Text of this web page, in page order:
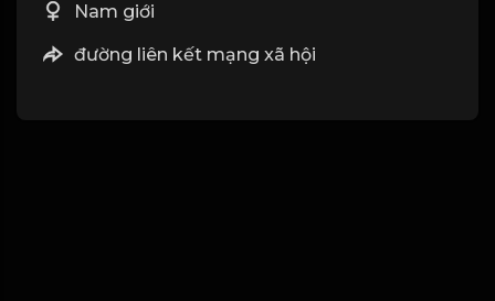
Nam giới
đường liên kết mạng xã hội